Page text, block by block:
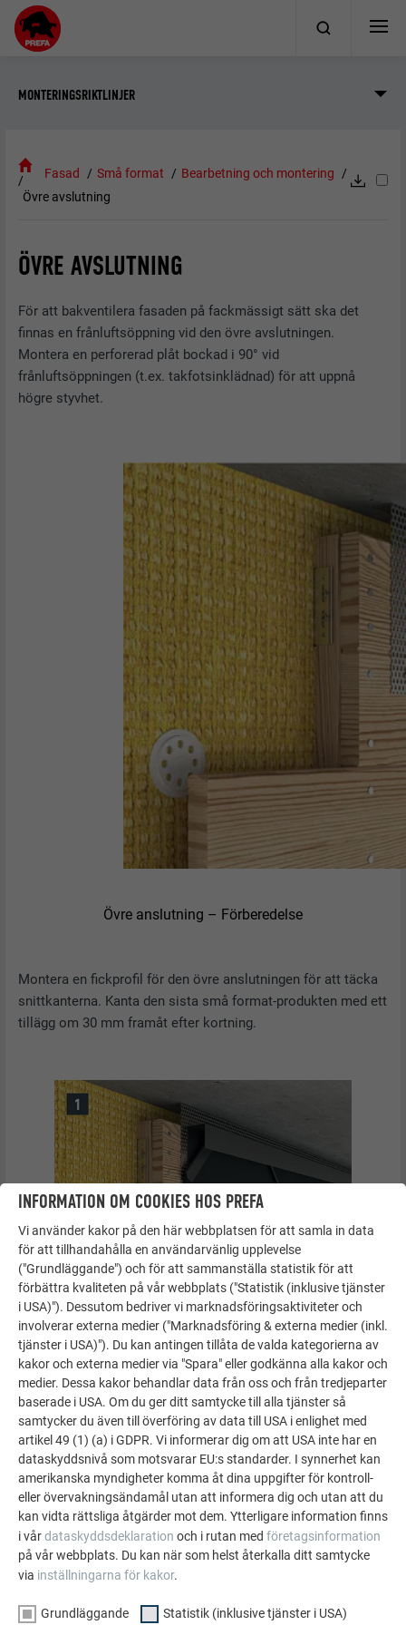
MONTERINGSRIKTLINJER
Fasad Små format
Bearbetning och montering
Övre avslutning
ÖVRE AVSLUTNING
För att bakventilera fasaden på fackmässigt sätt ska det
finnas en frånluftsöppning vid den övre avslutningen.
Montera en perforerad plåt bockad i 90° vid
frånluftsöppningen (t.ex. takfotsinklädnad) för att uppnå
högre styvhet.
Övre anslutning – Förberedelse
Montera en fickprofil för den övre anslutningen för att täcka
snittkanterna. Kanta den sista små format-produkten med ett
tillägg om 30 mm framåt efter kortning.
INFORMATION OM COOKIES HOS PREFA
Vi använder kakor på den här webbplatsen för att samla in data
för att tillhandahålla en användarvänlig upplevelse
("Grundläggande") och för att sammanställa statistik för att
förbättra kvaliteten på vår webbplats ("Statistik (inklusive tjänster
i USA)"). Dessutom bedriver vi marknadsföringsaktiviteter och
involverar externa medier ("Marknadsföring & externa medier (inkl.
tjänster i USA)"). Du kan antingen tillåta de valda kategorierna av
kakor och externa medier via "Spara" eller godkänna alla kakor och
medier. Dessa kakor behandlar data från oss och från tredjeparter
baserade i USA. Om du ger ditt samtycke till alla tjänster så
samtycker du även till överföring av data till USA i enlighet med
artikel 49 (1) (a) i GDPR. Vi informerar dig om att USA inte har en
dataskyddsnivå som motsvarar EU:s standarder. I synnerhet kan
amerikanska myndigheter komma åt dina uppgifter för kontroll-
eller övervakningsändamål utan att informera dig och utan att du
kan vidta rättsliga åtgärder mot dem. Ytterligare information finns
i vårdataskyddsdeklaration och i rutan med företagsinformation
på vår webbplats. Du kan när som helst återkalla ditt samtycke
via inställningarna för kakor.
Grundläggande Statistik (inklusive tjänster i USA)